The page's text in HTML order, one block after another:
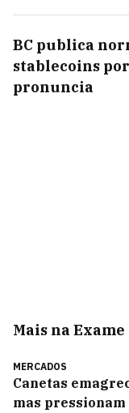
BC publica
stablecoins
pronuncia
Mais na Exame
MERCADOS
Canetas
mas